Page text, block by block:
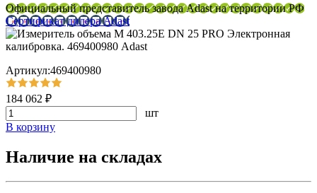
Официальный представитель завода Adast на территории РФ
Сертификат дилера Adast
Артикул:469400980
184 062 ₽
шт
В корзину
Наличие на складах